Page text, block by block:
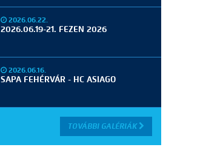
2026.06.22.
2026.06.19-21. FEZEN 2026
2026.06.16.
SAPA FEHÉRVÁR - HC ASIAGO
TOVÁBBI GALÉRIÁK